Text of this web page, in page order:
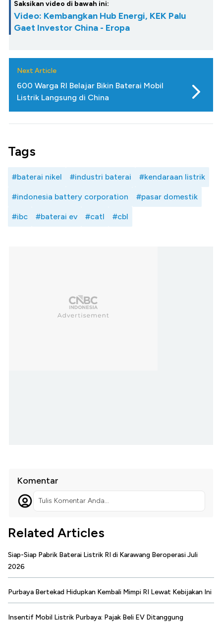
Saksikan video di bawah ini:
Video: Kembangkan Hub Energi, KEK Palu
Gaet Investor China - Eropa
Next Article
600 Warga RI Belajar Bikin Baterai Mobil
Listrik Langsung di China
Tags
#baterai nikel #industri baterai #kendaraan listrik
#indonesia battery corporation #pasar domestik
#ibc #baterai ev #catl #cbl
Komentar
Tulis Komentar Anda...
Related Articles
Siap-Siap Pabrik Baterai Listrik RI di Karawang Beroperasi Juli
2026
Purbaya Bertekad Hidupkan Kembali Mimpi RI Lewat Kebijakan Ini
Insentif Mobil Listrik Purbaya: Pajak Beli EV Ditanggung